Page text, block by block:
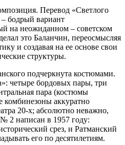
Перевод «Светлого
бодрый вариант
на неожиданном – советском
это Баланчин, переосмысляя
и создавая на ее основе свои
структуры.
подчеркнута костюмами.
четыре бордовых пары, три
пара (костюмы
аккуратно
20-х; абсолютно неважно,
2 написан в 1957 году:
срез, и Ратманский
его по десятилетиям.